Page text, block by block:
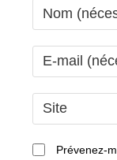
Enter
your
name
comment
Enter
your
email
address
comment
Saisir
l’URL
de
Prévenez-